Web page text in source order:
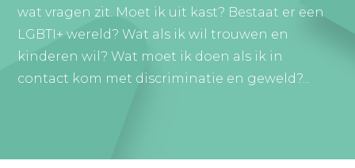
wat vragen zit. Moet ik uit kast? Bestaat er een
LGBTI+ wereld? Wat als ik wil trouwen en
kinderen wil? Wat moet ik doen als ik in
contact kom met discriminatie en geweld?...